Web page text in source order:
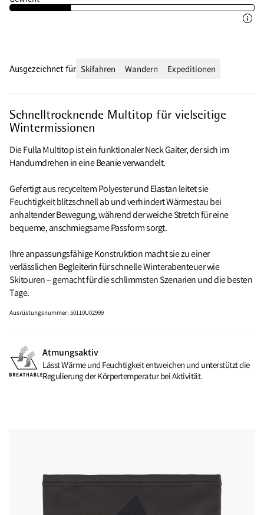
Schnelltrocknende Multitop für vielseitige
Wintermissionen
Die Fulla Multitop ist ein funktionaler Neck Gaiter, der sich im
Handumdrehen in eine Beanie verwandelt.
Gefertigt aus recyceltem Polyester und Elastan leitet sie
Feuchtigkeit blitzschnell ab und verhindert Wärmestau bei
anhaltender Bewegung, während der weiche Stretch für eine
bequeme, anschmiegsame Passform sorgt.
Ihre anpassungsfähige Konstruktion macht sie zu einer
verlässlichen Begleiterin für schnelle Winterabenteuer wie
Skitouren – gemacht für die schlimmsten Szenarien und die besten
Tage.
Ausrüstungsnummer:50110U02999
Atmungsaktiv
Lässt Wärme und Feuchtigkeit entweichen und unterstützt die
Regulierung der Körpertemperatur bei Aktivität.
Ausgezeichnet für Skifahren Wandern Expeditionen